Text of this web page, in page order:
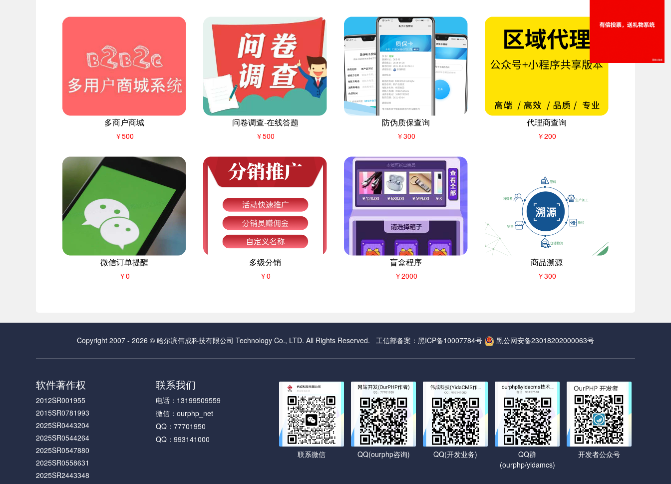
多商户商城
￥500
问卷调查-在线答题
￥500
防伪质保查询
￥300
代理商查询
￥200
微信订单提醒
￥0
多级分销
￥0
盲盒程序
￥2000
商品溯源
￥300
Copyright 2007 - 2026 © 哈尔滨伟成科技有限公司 Technology Co., LTD. All Rights Reserved. 工信部备案： 黑ICP备10007784号 黑公网安备23018202000063号
软件著作权
2012SR001955
2015SR0781993
2025SR0443204
2025SR0544264
2025SR0547880
2025SR0558631
2025SR2443348
联系我们
电话：13199509559
微信：ourphp_net
QQ：77701950
QQ：993141000
联系微信
QQ(ourphp咨询) QQ(开发业务)
QQ群
(ourphp/yidamcs)
开发者公众号